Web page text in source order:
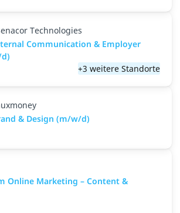
Technologies
Communication & Employer
+3 weitere Standorte
& Design (m/w/d)
Online Marketing – Content &